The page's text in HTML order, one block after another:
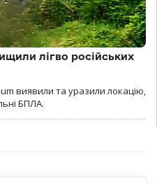
лігво російських
виявили та уразили локацію,
БПЛА.